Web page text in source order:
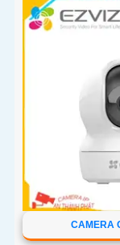
CAMERA